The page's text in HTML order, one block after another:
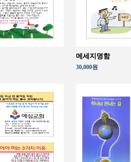
메세지명함
30,000원